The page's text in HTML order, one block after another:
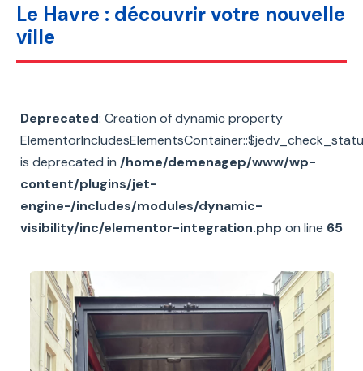
Le Havre : découvrir votre nouvelle
ville
Deprecated: Creation of dynamic property
is deprecated in /home/demenagep/www/wp-
content/plugins/jet-
engine-/includes/modules/dynamic-
visibility/inc/elementor-integration.php on line 65